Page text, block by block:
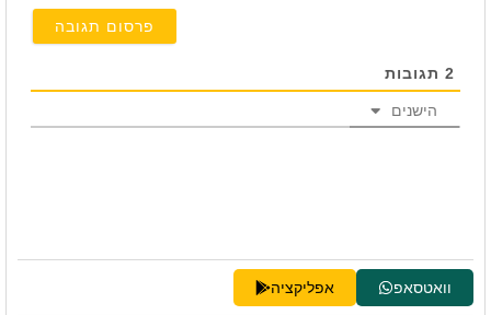
2 תגובות
הישנים
וואטסאפ אפליקציה